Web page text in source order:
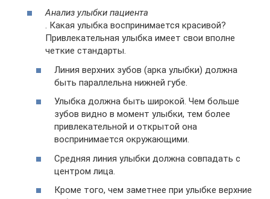
Анализ улыбки пациента
. Какая улыбка воспринимается красивой?
Привлекательная улыбка имеет свои вполне
четкие стандарты.
Линия верхних зубов (арка улыбки) должна
быть параллельна нижней губе.
Улыбка должна быть широкой. Чем больше
зубов видно в момент улыбки, тем более
привлекательной и открытой она
воспринимается окружающими.
Средняя линия улыбки должна совпадать с
центром лица.
Кроме того, чем заметнее при улыбке верхние